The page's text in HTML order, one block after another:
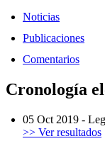
Noticias
Publicaciones
Comentarios
Cronología
05 Oct 2019 -
>> Ver resultados